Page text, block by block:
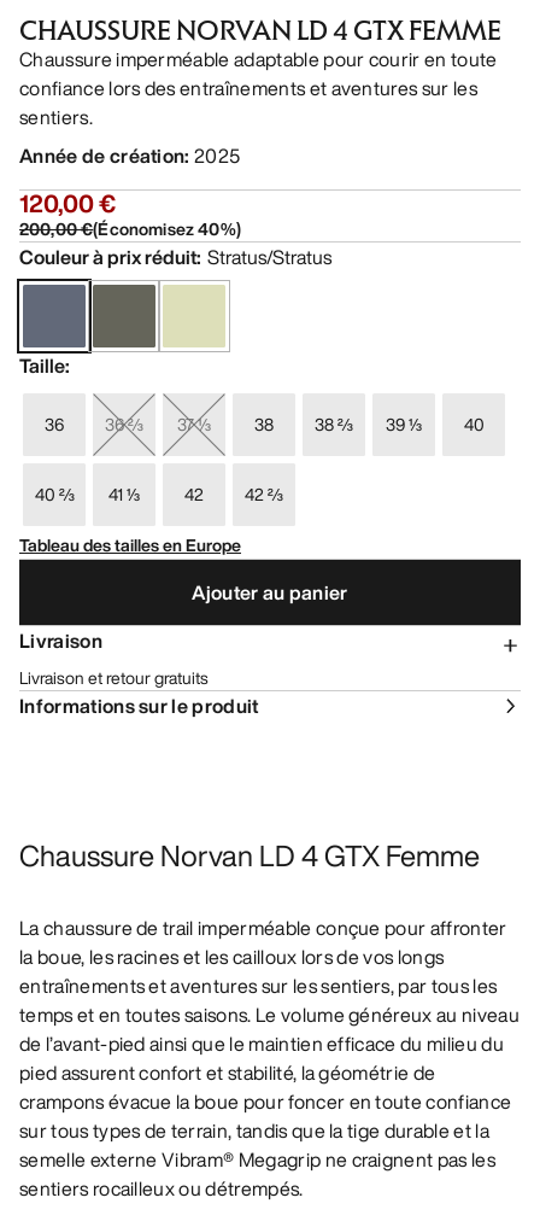
CHAUSSURE NORVAN LD 4 GTX FEMME
Chaussure imperméable adaptable pour courir en toute
confiance lors des entraînements et aventures sur les
sentiers.
Année de création: 2025
120,00 €
200,00 €(Économisez40%)
Couleur à prix réduit: Stratus/Stratus
Taille:
36 36 ⅔ 37 ⅓ 38 38 ⅔ 39 ⅓ 40
40 ⅔ 41 ⅓ 42
42 ⅔
Tableau des tailles en Europe
Ajouter au panier
Livraison
Livraison et retour gratuits
Informations sur le produit
Chaussure Norvan LD 4 GTX Femme
La chaussure de trail imperméable conçue pour affronter
la boue, les racines et les cailloux lors de vos longs
entraînements et aventures sur les sentiers, par tous les
temps et en toutes saisons. Le volume généreux au niveau
de l’avant-pied ainsi que le maintien efficace du milieu du
pied assurent confort et stabilité, la géométrie de
crampons évacue la boue pour foncer en toute confiance
sur tous types de terrain, tandis que la tige durable et la
semelle externe Vibram® Megagrip ne craignent pas les
sentiers rocailleux ou détrempés.